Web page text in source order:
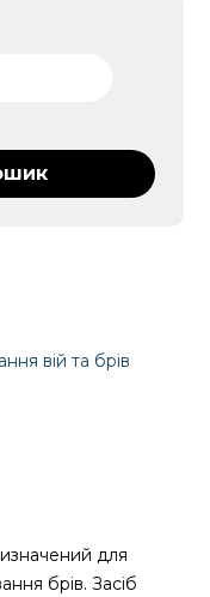
вій та брів
для
брів. Засіб